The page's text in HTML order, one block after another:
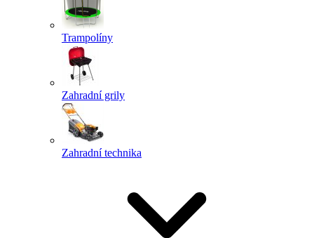
Trampolíny
Zahradní grily
Zahradní technika